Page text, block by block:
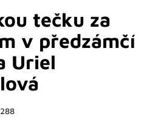
tečku za
v předzámčí
Uriel
288